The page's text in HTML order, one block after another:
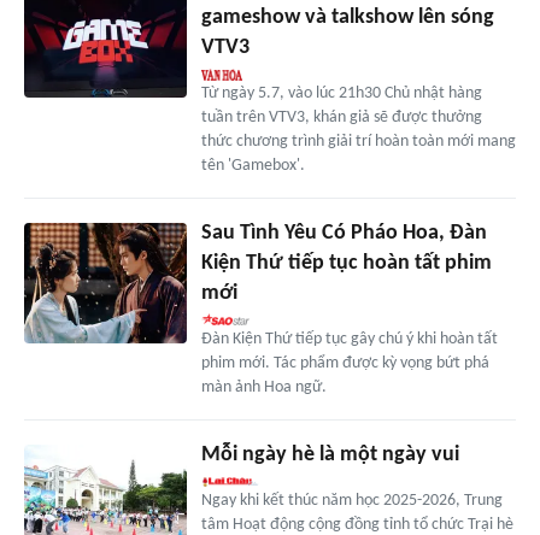
gameshow và talkshow lên sóng
VTV3
Từ ngày 5.7, vào lúc 21h30 Chủ nhật hàng
tuần trên VTV3, khán giả sẽ được thưởng
thức chương trình giải trí hoàn toàn mới mang
tên 'Gamebox'.
Sau Tình Yêu Có Pháo Hoa, Đàn
Kiện Thứ tiếp tục hoàn tất phim
mới
Đàn Kiện Thứ tiếp tục gây chú ý khi hoàn tất
phim mới. Tác phẩm được kỳ vọng bứt phá
màn ảnh Hoa ngữ.
Mỗi ngày hè là một ngày vui
Ngay khi kết thúc năm học 2025-2026, Trung
tâm Hoạt động cộng đồng tỉnh tổ chức Trại hè